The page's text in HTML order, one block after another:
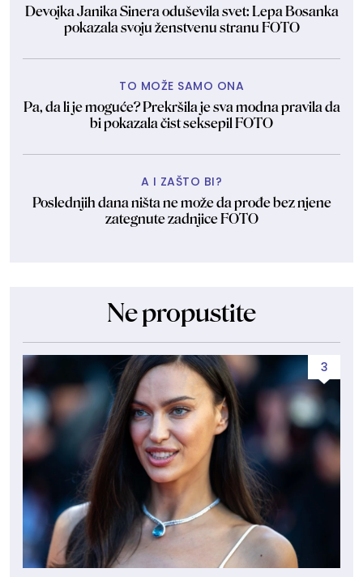
Devojka Janika Sinera oduševila svet: Lepa Bosanka
pokazala svoju ženstvenu stranu FOTO
TO MOŽE SAMO ONA
Pa, da li je moguće? Prekršila je sva modna pravila da
bi pokazala čist seksepil FOTO
A I ZAŠTO BI?
Poslednjih dana ništa ne može da prođe bez njene
zategnute zadnjice FOTO
Ne propustite
3